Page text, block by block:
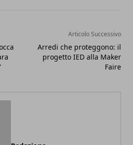
Articolo Successivo
Arredi che proteggono: il
progetto IED alla Maker
Faire